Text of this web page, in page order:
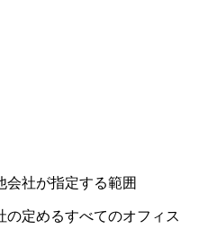
会社が指定する範囲
の定めるすべてのオフィス